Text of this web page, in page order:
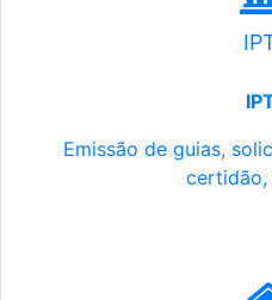
Emissão de guias,
certidão,